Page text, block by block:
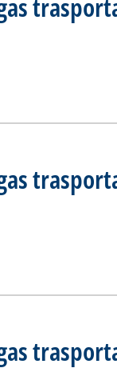
2013
gas
2013
15.15.
gas
2013